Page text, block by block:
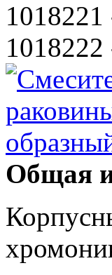
1018221
1018222
Общая